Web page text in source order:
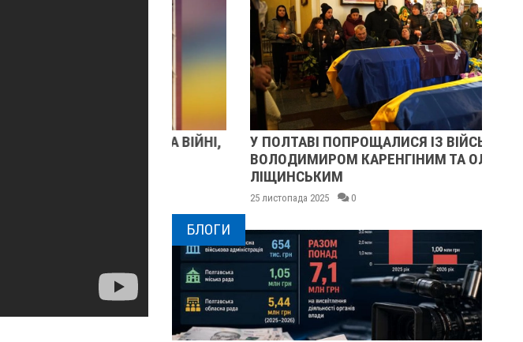
НА ВІЙНІ,
У ПОЛТАВІ ПОПРОЩАЛИСЯ ІЗ ВІЙСЬКОВИМИ
ВОЛОДИМИРОМ КАРЕНГІНИМ ТА ОЛЕГОМ
ЛІЩИНСЬКИМ
25 листопада 2025 0
БЛОГИ